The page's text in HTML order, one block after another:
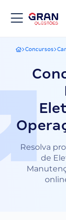
Gran Questões
Concursos
Resolva
de